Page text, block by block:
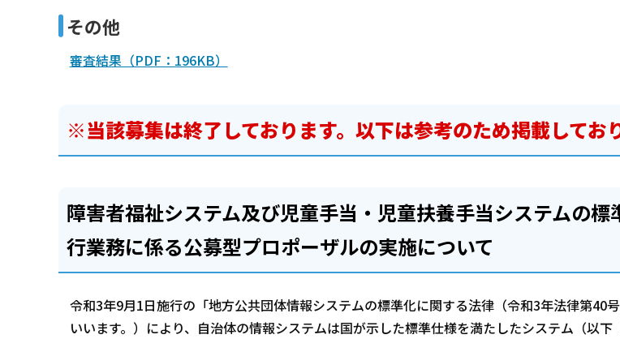
その他
審査結果（PDF：196KB）
※当該募集は終了しております。以下は参考のため掲載してお
障害者福祉システム及び児童手当・児童扶養手当システムの標
行業務に係る公募型プロポーザルの実施について
令和3年9月1日施行の「地方公共団体情報システムの標準化に関する法律（令和3年法律第40
いいます。）により、自治体の情報システムは国が示した標準仕様を満たしたシステム（以下